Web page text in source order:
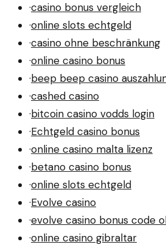
·casino bonus vergleich
·online slots echtgeld
·casino ohne beschränkung
·online casino bonus
·beep beep casino
·cashed casino
·bitcoin casino vodds login
·Echtgeld casino bonus
·online casino malta lizenz
·betano casino bonus
·online slots echtgeld
·Evolve casino
·evolve casino bonus code
·online casino gibraltar